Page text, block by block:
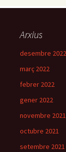
Arxius
desembre 2022
març 2022
febrer 2022
gener 2022
novembre 2021
octubre 2021
setembre 2021